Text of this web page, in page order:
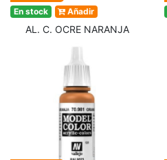
En stock Añadir
AL. C. OCRE NARANJA